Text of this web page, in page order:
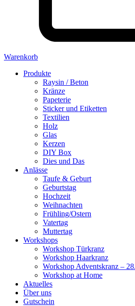
Warenkorb
Produkte
Raysin / Beton
Kränze
Papeterie
Sticker und Etiketten
Textilien
Holz
Glas
Kerzen
DIY Box
Dies und Das
Anlässe
Taufe & Geburt
Geburtstag
Hochzeit
Weihnachten
Frühling/Ostern
Vatertag
Muttertag
Workshops
Workshop Türkranz
Workshop Haarkranz
Workshop Adventskranz –
Workshop at Home
Aktuelles
Über uns
Gutschein